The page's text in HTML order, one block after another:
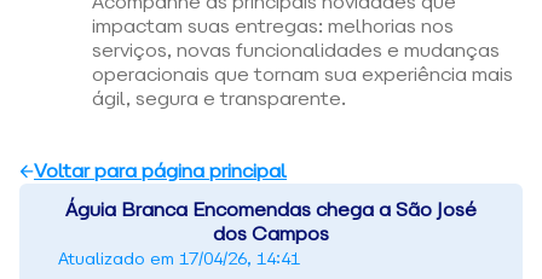
impactam suas entregas: melhorias nos
serviços, novas funcionalidades e mudanças
operacionais que tornam sua experiência mais
ágil, segura e transparente.
Voltar para página principal
Águia Branca Encomendas chega a São José
dos Campos
Atualizado em 17/04/26, 14:41